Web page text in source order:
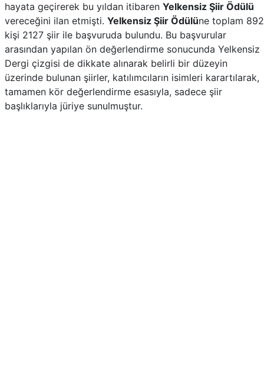
hayata geçirerek bu yıldan itibaren Yelkensiz Şiir Ödülü
vereceğini ilan etmişti. Yelkensiz Şiir Ödülüne toplam 892
kişi 2127 şiir ile başvuruda bulundu. Bu başvurular
arasından yapılan ön değerlendirme sonucunda Yelkensiz
Dergi çizgisi de dikkate alınarak belirli bir düzeyin
üzerinde bulunan şiirler, katılımcıların isimleri karartılarak,
tamamen kör değerlendirme esasıyla, sadece şiir
başlıklarıyla jüriye sunulmuştur.